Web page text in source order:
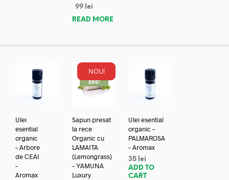
99 lei
READ MORE
Ulei
esential
organic
– Arbore
de CEAI
–
Aromax
NOU!
REDUC
ERE!
Sapun presat
la rece
Organic cu
LAMAITA
(Lemongrass)
– YAMUNA
Luxury
Ulei esential
organic –
PALMAROSA
– Aromax
35 lei
ADD TO
CART